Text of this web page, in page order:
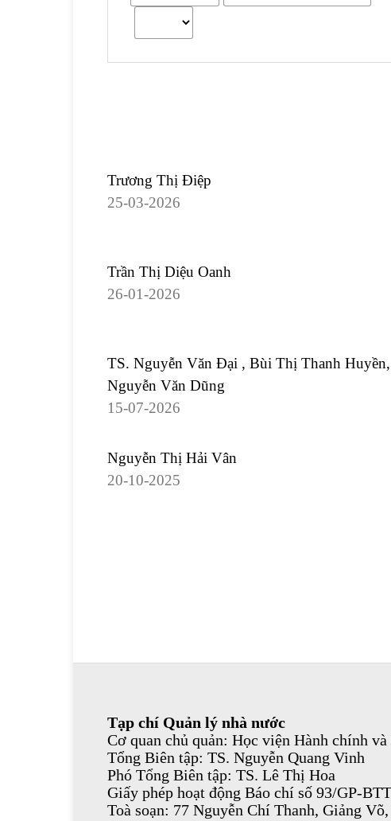
Trương Thị Điệp
25-03-2026
Trần Thị Diệu Oanh
26-01-2026
TS. Nguyễn Văn Đại , Bùi Thị Thanh Huyền,
Nguyễn Văn Dũng
15-07-2026
Nguyễn Thị Hải Vân
20-10-2025
Tạp chí Quản lý nhà nước
Cơ quan chủ quản: Học viện Hành chính
Tổng Biên tập: TS. Nguyễn Quang Vinh
Phó Tổng Biên tập: TS. Lê Thị Hoa
Giấy phép hoạt động Báo chí số 93/GP-
Toà soạn: 77 Nguyễn Chí Thanh, Giảng